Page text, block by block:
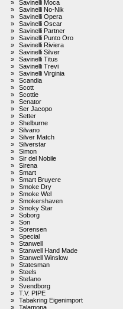
»
Savinelli Moca
»
Savinelli No-Nik
»
Savinelli Opera
»
Savinelli Oscar
»
Savinelli Partner
»
Savinelli Punto Oro
»
Savinelli Riviera
»
Savinelli Silver
»
Savinelli Titus
»
Savinelli Trevi
»
Savinelli Virginia
»
Scandia
»
Scott
»
Scottie
»
Senator
»
Ser Jacopo
»
Setter
»
Shelburne
»
Silvano
»
Silver Match
»
Silverstar
»
Simon
»
Sir del Nobile
»
Sirena
»
Smart
»
Smart Bruyere
»
Smoke Dry
»
Smoke Wel
»
Smokershaven
»
Smoky Star
»
Soborg
»
Son
»
Sorensen
»
Special
»
Stanwell
»
Stanwell Hand Made
»
Stanwell Winslow
»
Statesman
»
Steels
»
Stefano
»
Svendborg
»
T.V. PIPE
»
Tabakring Eigenimport
»
Talamona